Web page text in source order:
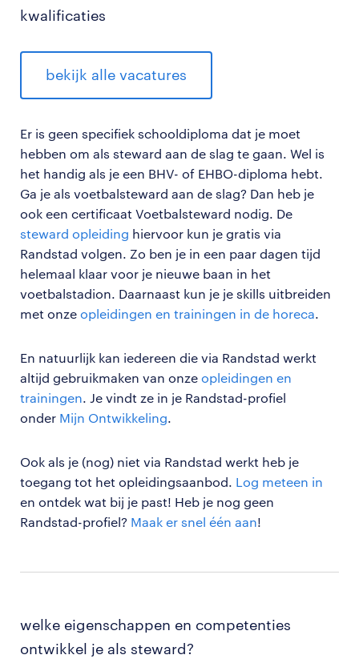
kwalificaties
bekijk alle vacatures
Er is geen specifiek schooldiploma dat je moet
hebben om als steward aan de slag te gaan. Wel is
het handig als je een BHV- of EHBO-diploma hebt.
Ga je als voetbalsteward aan de slag? Dan heb je
ook een certificaat Voetbalsteward nodig. De
steward opleiding hiervoor kun je gratis via
Randstad volgen. Zo ben je in een paar dagen tijd
helemaal klaar voor je nieuwe baan in het
voetbalstadion. Daarnaast kun je je skills uitbreiden
met onze opleidingen en trainingen in de horeca
En natuurlijk kan iedereen die via Randstad werkt
altijd gebruikmaken van onze opleidingen en
trainingen . Je vindt ze in je Randstad-profiel
onder Mijn Ontwikkeling
Ook als je (nog) niet via Randstad werkt heb je
toegang tot het opleidingsaanbod. Log meteen in
en ontdek wat bij je past! Heb je nog geen
Randstad-profiel? Maak er snel één aan!
welke eigenschappen en competenties
ontwikkel je als steward?